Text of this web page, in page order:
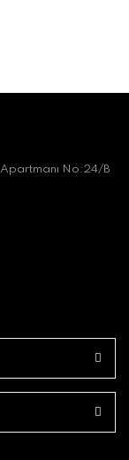
Apartmanı No:24/B